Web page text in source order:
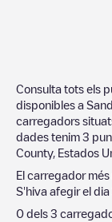
Consulta tots els
disponibles a
carregadors
dades tenim 3
County, Estados
El carregador
S'hiva afegir el dia
0 dels 3